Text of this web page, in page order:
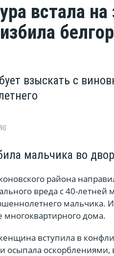
встала
взыскать с
мальчика во
района
вреда с 40-летней
мальчика.
многоквартирного дома.
вступила в
осыпала оскорблениями,